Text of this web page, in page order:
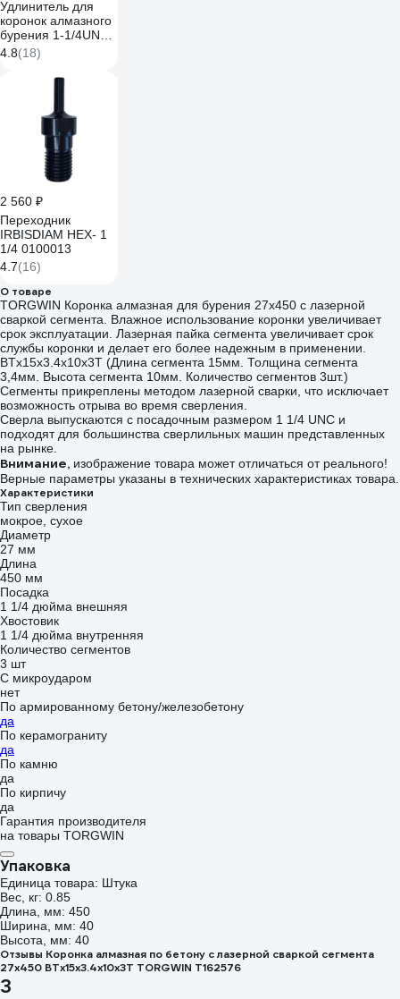
Удлинитель для
коронок алмазного
бурения 1-1/4UNC,
300 мм Diamond
Industrial
DIDUDL300114
4.8(18)
2 560 ₽
Переходник
IRBISDIAM HEX- 1
1/4 0100013
4.7(16)
О товаре
TORGWIN Коронка алмазная для бурения 27x450 с лазерной
сваркой сегмента. Влажное использование коронки увеличивает
срок эксплуатации. Лазерная пайка сегмента увеличивает срок
службы коронки и делает его более надежным в применении.
BTх15x3.4x10x3T (Длина сегмента 15мм. Толщина сегмента
3,4мм. Высота сегмента 10мм. Количество сегментов 3шт.)
Сегменты прикреплены методом лазерной сварки, что исключает
возможность отрыва во время сверления.
Сверла выпускаются с посадочным размером 1 1/4 UNC и
подходят для большинства сверлильных машин представленных
на рынке.
Внимание, изображение товара может отличаться от реального!
Верные параметры указаны в технических характеристиках товара.
Характеристики
Тип сверления
мокрое, сухое
Диаметр
27 мм
Длина
450 мм
Посадка
1 1/4 дюйма внешняя
Хвостовик
1 1/4 дюйма внутренняя
Количество сегментов
3 шт
С микроударом
нет
По армированному бетону/железобетону
да
По керамограниту
да
По камню
да
По кирпичу
да
Гарантия производителя
на товары TORGWIN
Упаковка
Единица товара: Штука
Вес, кг: 0.85
Длина, мм: 450
Ширина, мм: 40
Высота, мм: 40
Отзывы Коронка алмазная по бетону с лазерной сваркой сегмента
27x450 ВТх15x3.4x10x3T TORGWIN T162576
3